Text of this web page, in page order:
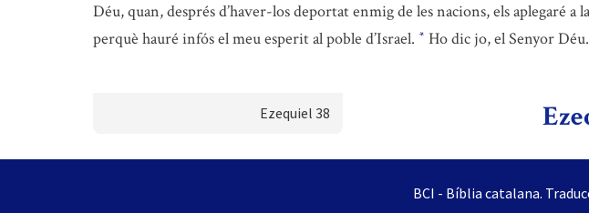
Déu, quan, després d’haver-los deportat enmig de les nacions, els aplegaré a
perquè hauré infós el meu esperit al poble d’Israel. * Ho dic jo, el Senyor Déu.
Ezequiel 38
BCI - Bíblia catalana.